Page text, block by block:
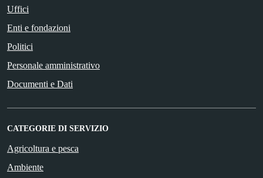
Uffici
Enti e fondazioni
Politici
Personale amministrativo
Documenti e Dati
CATEGORIE DI SERVIZIO
Agricoltura e pesca
Ambiente